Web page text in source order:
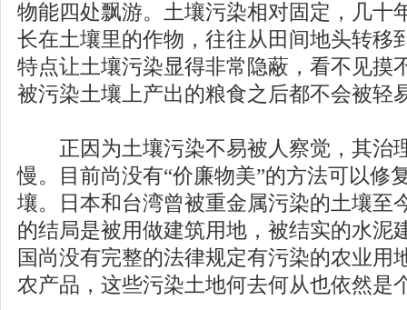
物能四处飘游。土壤污染相对固定，几十
长在土壤里的作物，往往从田间地头转移
特点让土壤污染显得非常隐蔽，看不见摸
被污染土壤上产出的粮食之后都不会被轻
正因为土壤污染不易被人察觉，其治
慢。目前尚没有“价廉物美”的方法可以修
壤。日本和台湾曾被重金属污染的土壤至
的结局是被用做建筑用地，被结实的水泥
国尚没有完整的法律规定有污染的农业用
农产品，这些污染土地何去何从也依然是